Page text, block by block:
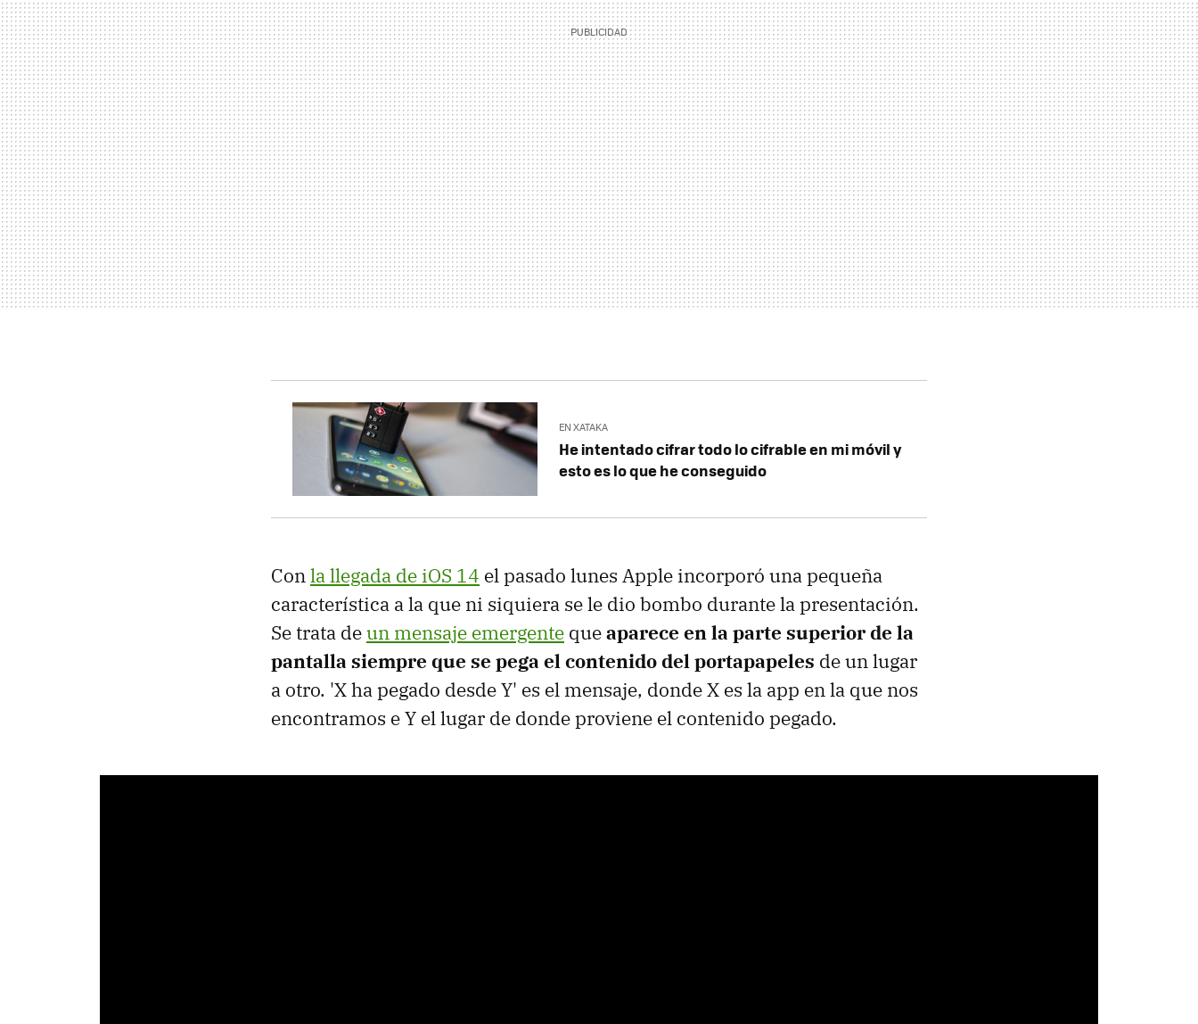
EN XATAKA
He intentado cifrar todo lo cifrable en mi móvil y
esto es lo que he conseguido
Conla llegada de iOS 14 el pasado lunes Apple incorporó una pequeña
característica a la que ni siquiera se le dio bombo durante la presentación.
Se trata deun mensaje emergente queaparece en la parte superior de la
pantalla siempre que se pega el contenido del portapapeles de un lugar
a otro. 'X ha pegado desde Y' es el mensaje, donde X es la app en la que nos
encontramos e Y el lugar de donde proviene el contenido pegado.